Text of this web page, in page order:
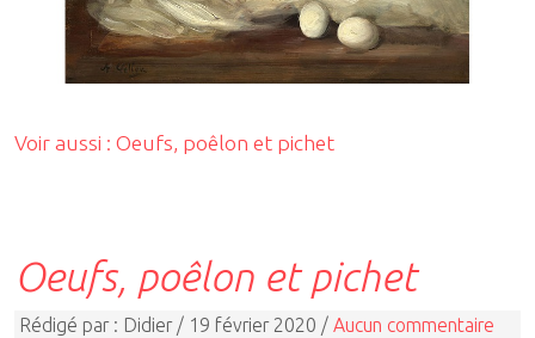
Voir aussi : Oeufs, poêlon et pichet
Oeufs, poêlon et pichet
Rédigé par : Didier / 19 février 2020 / Aucun commentaire